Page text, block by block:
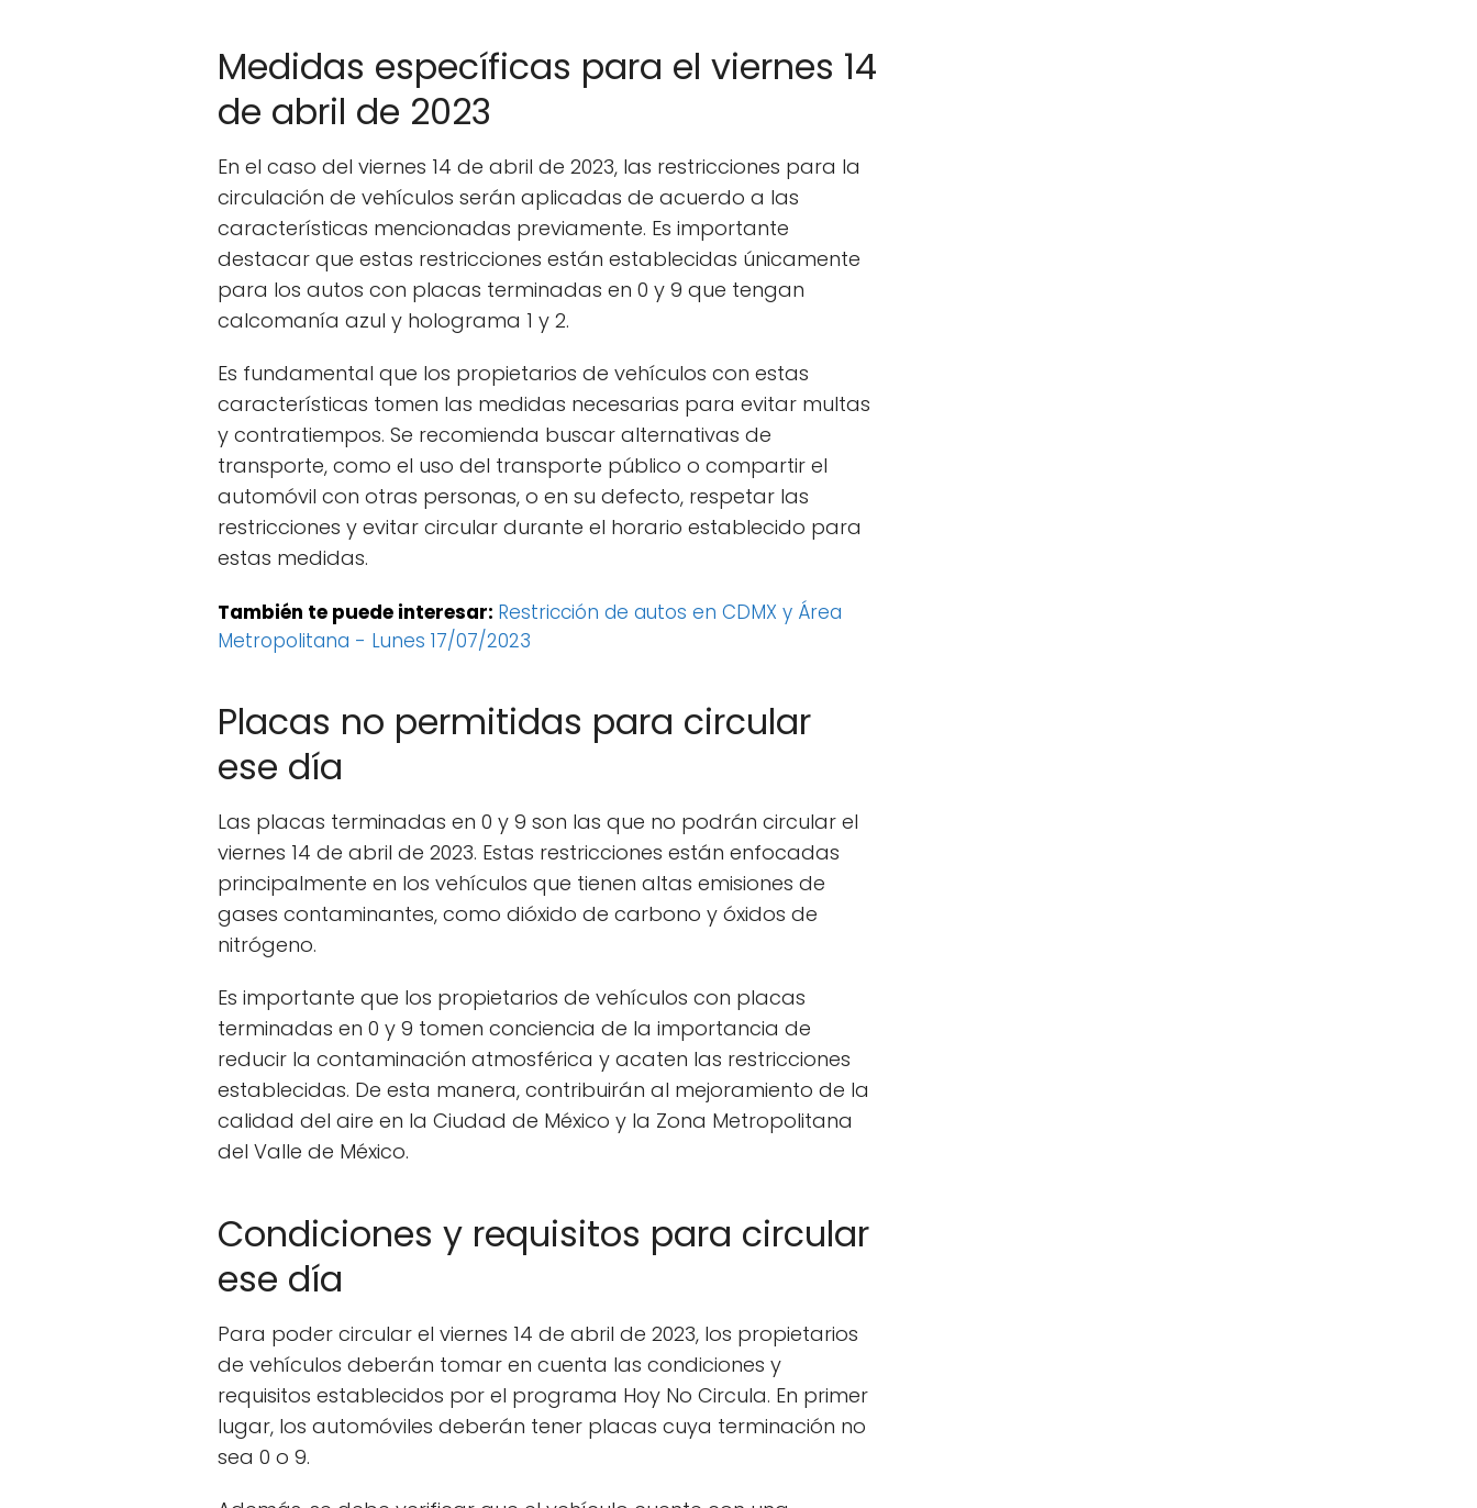
Medidas específicas para el viernes 14
de abril de 2023
En el caso del viernes 14 de abril de 2023, las restricciones para la
circulación de vehículos serán aplicadas de acuerdo a las
características mencionadas previamente. Es importante
destacar que estas restricciones están establecidas únicamente
para los autos con placas terminadas en 0 y 9 que tengan
calcomanía azul y holograma 1 y 2.
Es fundamental que los propietarios de vehículos con estas
características tomen las medidas necesarias para evitar multas
y contratiempos. Se recomienda buscar alternativas de
transporte, como el uso del transporte público o compartir el
automóvil con otras personas, o en su defecto, respetar las
restricciones y evitar circular durante el horario establecido para
estas medidas.
También te puede interesar: Restricción de autos en CDMX y Área
Metropolitana - Lunes 17/07/2023
Placas no permitidas para circular
ese día
Las placas terminadas en 0 y 9 son las que no podrán circular el
viernes 14 de abril de 2023. Estas restricciones están enfocadas
principalmente en los vehículos que tienen altas emisiones de
gases contaminantes, como dióxido de carbono y óxidos de
nitrógeno.
Es importante que los propietarios de vehículos con placas
terminadas en 0 y 9 tomen conciencia de la importancia de
reducir la contaminación atmosférica y acaten las restricciones
establecidas. De esta manera, contribuirán al mejoramiento de la
calidad del aire en la Ciudad de México y la Zona Metropolitana
del Valle de México.
Condiciones y requisitos para circular
ese día
Para poder circular el viernes 14 de abril de 2023, los propietarios
de vehículos deberán tomar en cuenta las condiciones y
requisitos establecidos por el programa Hoy No Circula. En primer
lugar, los automóviles deberán tener placas cuya terminación no
sea 0 o 9.